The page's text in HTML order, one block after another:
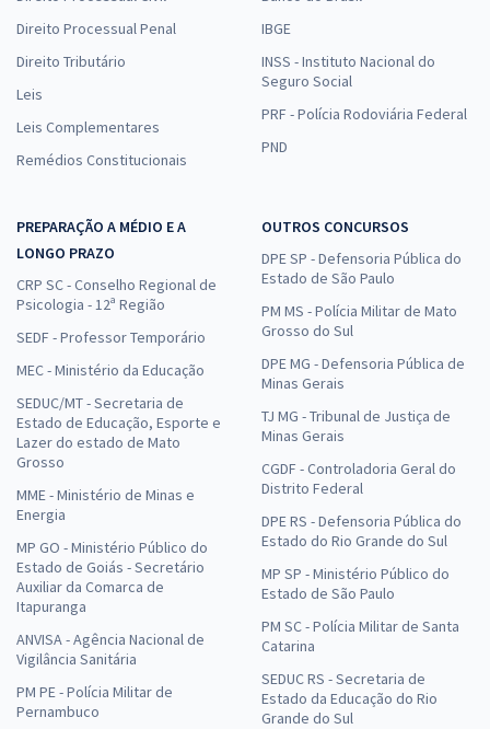
Direito Processual Penal
Direito Tributário
Leis
Leis Complementares
Remédios Constitucionais
IBGE
INSS - Instituto Nacional do
Seguro Social
PRF - Polícia Rodoviária Federal
PND
PREPARAÇÃO A MÉDIO E A
LONGO PRAZO
CRP SC - Conselho Regional de
Psicologia - 12ª Região
SEDF - Professor Temporário
MEC - Ministério da Educação
SEDUC/MT - Secretaria de
Estado de Educação, Esporte e
Lazer do estado de Mato
Grosso
MME - Ministério de Minas e
Energia
MP GO - Ministério Público do
Estado de Goiás - Secretário
Auxiliar da Comarca de
Itapuranga
ANVISA - Agência Nacional de
Vigilância Sanitária
PM PE - Polícia Militar de
Pernambuco
OUTROS CONCURSOS
DPE SP - Defensoria Pública do
Estado de São Paulo
PM MS - Polícia Militar de Mato
Grosso do Sul
DPE MG - Defensoria Pública de
Minas Gerais
TJ MG - Tribunal de Justiça de
Minas Gerais
CGDF - Controladoria Geral do
Distrito Federal
DPE RS - Defensoria Pública do
Estado do Rio Grande do Sul
MP SP - Ministério Público do
Estado de São Paulo
PM SC - Polícia Militar de Santa
Catarina
SEDUC RS - Secretaria de
Estado da Educação do Rio
Grande do Sul